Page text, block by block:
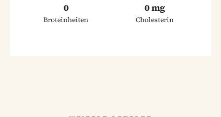
0
Broteinheiten
0 mg
Cholesterin